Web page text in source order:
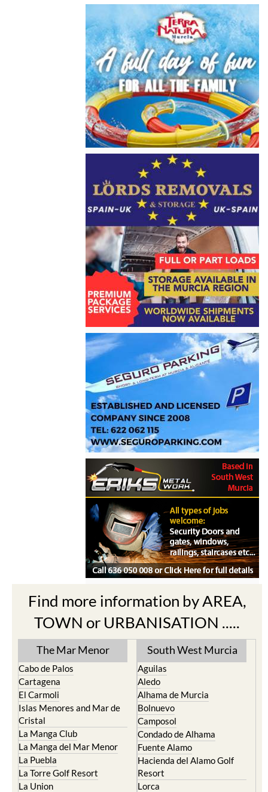
Find more information by AREA,
TOWN or URBANISATION .....
The Mar Menor
Cabo de Palos
Cartagena
El Carmoli
Islas Menores and Mar de
Cristal
La Manga Club
La Manga del Mar Menor
La Puebla
La Torre Golf Resort
La Union
South West Murcia
Aguilas
Aledo
Alhama de Murcia
Bolnuevo
Camposol
Condado de Alhama
Fuente Alamo
Hacienda del Alamo Golf
Resort
Lorca